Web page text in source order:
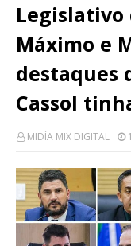
Legislativo
Máximo e
destaques
Cassol
MIDÍA MIX DIGITAL